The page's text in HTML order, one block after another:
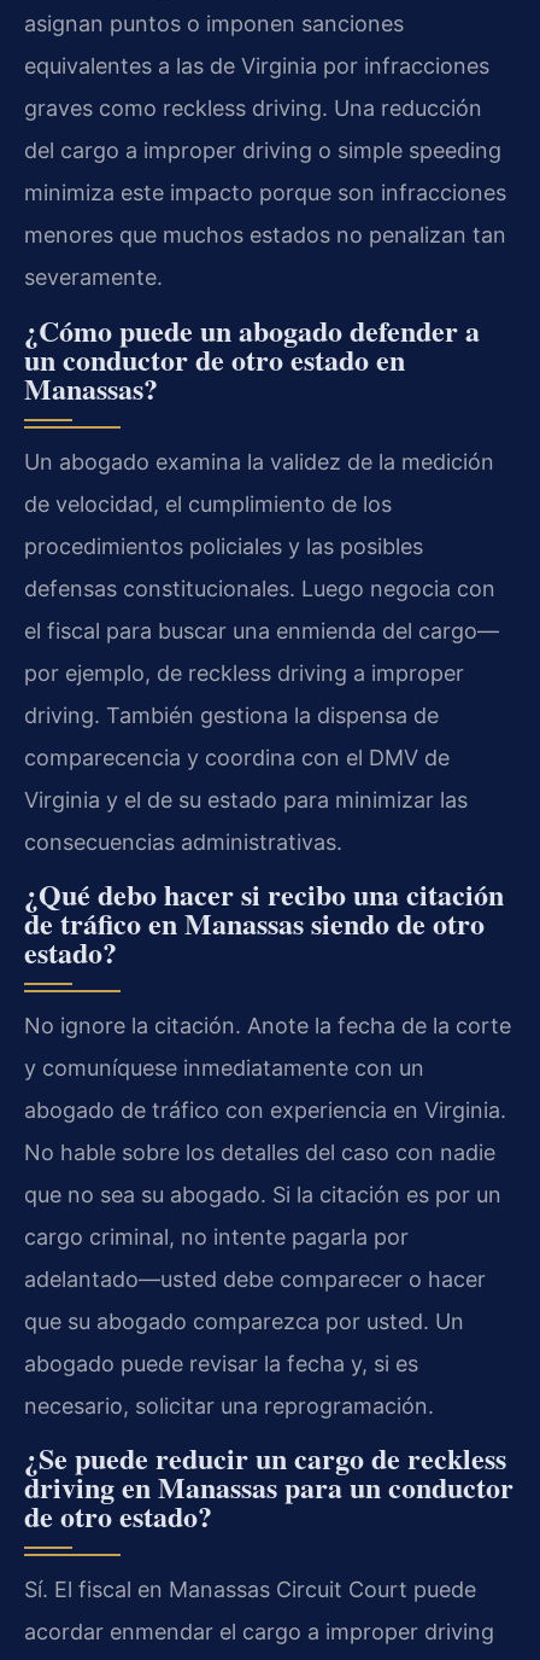
asignan puntos o imponen sanciones
equivalentes a las de Virginia por infracciones
graves como reckless driving. Una reducción
del cargo a improper driving o simple speeding
minimiza este impacto porque son infracciones
menores que muchos estados no penalizan tan
severamente.
¿Cómo puede un abogado defender a
un conductor de otro estado en
Manassas?
Un abogado examina la validez de la medición
de velocidad, el cumplimiento de los
procedimientos policiales y las posibles
defensas constitucionales. Luego negocia con
el fiscal para buscar una enmienda del cargo—
por ejemplo, de reckless driving a improper
driving. También gestiona la dispensa de
comparecencia y coordina con el DMV de
Virginia y el de su estado para minimizar las
consecuencias administrativas.
¿Qué debo hacer si recibo una citación
de tráfico en Manassas siendo de otro
estado?
No ignore la citación. Anote la fecha de la corte
y comuníquese inmediatamente con un
abogado de tráfico con experiencia en Virginia.
No hable sobre los detalles del caso con nadie
que no sea su abogado. Si la citación es por un
cargo criminal, no intente pagarla por
adelantado—usted debe comparecer o hacer
que su abogado comparezca por usted. Un
abogado puede revisar la fecha y, si es
necesario, solicitar una reprogramación.
¿Se puede reducir un cargo de reckless
driving en Manassas para un conductor
de otro estado?
Sí. El fiscal en Manassas Circuit Court puede
acordar enmendar el cargo a improper driving